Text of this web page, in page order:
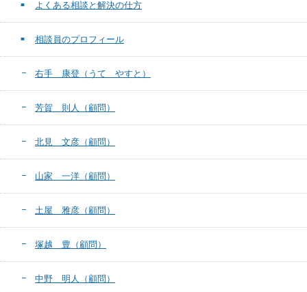
よくある相談と解決の仕方
相談員のプロフィール
右手 康登（うて やすと）
芳賀 則人（顧問）
北見 文彦（顧問）
山家 一洋（顧問）
土屋 雅彦（顧問）
塚越 豊（顧問）
中野 明人（顧問）